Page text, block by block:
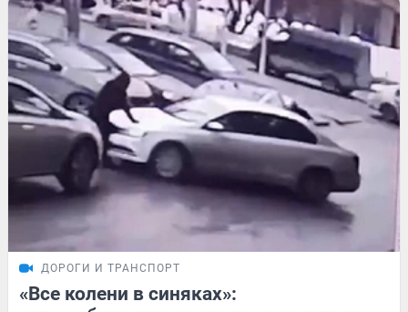
ДОРОГИ И ТРАНСПОРТ
«Все колени в синяках»: